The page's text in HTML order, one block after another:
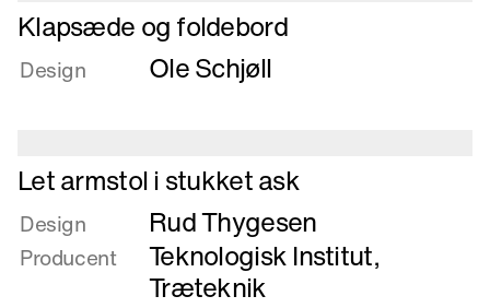
Læs
mere
om
Klapsæde og foldebord
Design Ole Schjøll
Læs
mere
om
Let
armstol
Let armstol i stukket ask
Design Rud Thygesen
Producent
Teknologisk Institut,
Træteknik